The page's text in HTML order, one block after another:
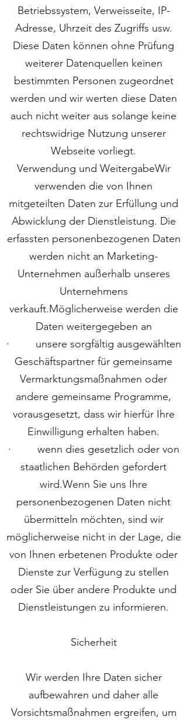
Betriebssystem, Verweisseite, IP-
Adresse, Uhrzeit des Zugriffs usw.
Diese Daten können ohne Prüfung
weiterer Datenquellen keinen
bestimmten Personen zugeordnet
werden und wir werten diese Daten
auch nicht weiter aus solange keine
rechtswidrige Nutzung unserer
Webseite vorliegt.
Verwendung und WeitergabeWir
verwenden die von Ihnen
mitgeteilten Daten zur Erfüllung und
Abwicklung der Dienstleistung. Die
erfassten personenbezogenen Daten
werden nicht an Marketing-
Unternehmen außerhalb unseres
Unternehmens
verkauft.Möglicherweise werden die
Daten weitergegeben an
· unsere sorgfältig ausgewählten
Geschäftspartner für gemeinsame
Vermarktungsmaßnahmen oder
andere gemeinsame Programme,
vorausgesetzt, dass wir hierfür Ihre
Einwilligung erhalten haben.
· wenn dies gesetzlich oder von
staatlichen Behörden gefordert
wird.Wenn Sie uns Ihre
personenbezogenen Daten nicht
übermitteln möchten, sind wir
möglicherweise nicht in der Lage, die
von Ihnen erbetenen Produkte oder
Dienste zur Verfügung zu stellen
oder Sie über andere Produkte und
Dienstleistungen zu informieren.
Sicherheit
Wir werden Ihre Daten sicher
aufbewahren und daher alle
Vorsichtsmaßnahmen ergreifen, um